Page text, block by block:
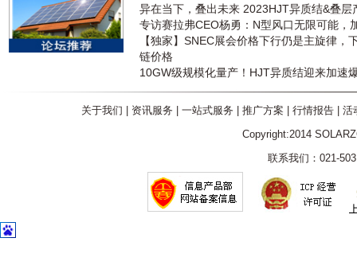
异在当下，叠出未来 2023HJT异质结&叠层
专访赛拉弗CEO杨勇：N型风口无限可能，
【独家】SNEC展会价格下行仍是主旋律，
链价格
10GW级规模化量产！HJT异质结迎来加速
关于我们 | 资讯服务 | 一站式服务 | 推广方案 | 行情报告| 活
Copyright:2014
联系我们：021-